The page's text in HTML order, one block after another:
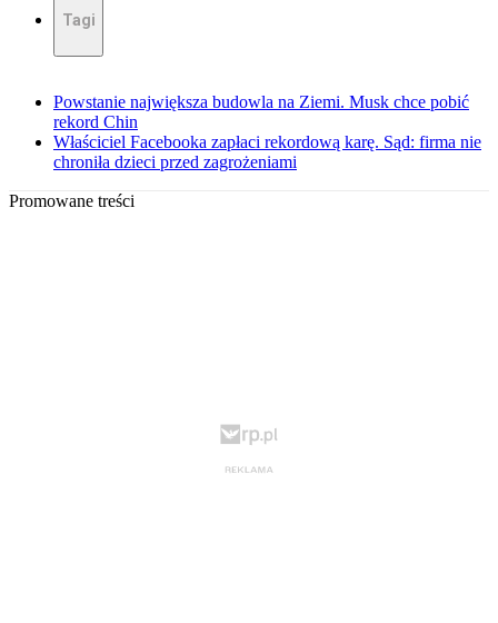
Tagi
Powstanie największa budowla na Ziemi. Musk chce pobić
rekord Chin
Właściciel Facebooka zapłaci rekordową karę. Sąd: firma nie
chroniła dzieci przed zagrożeniami
Promowane treści